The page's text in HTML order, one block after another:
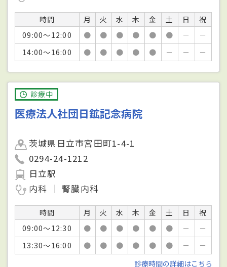
時間 月 火 水 木 金 土 日
祝
09:00～12:00
● ● ● ● ● ● －
－
14:00～16:00
● ● ● ● ● － － －
診療中
医療法人社団日鉱記念病院
茨城県日立市宮田町1-4-1
0294-24-1212
日立駅
内科
腎臓内科
時間 月 火 水 木 金 土 日
祝
09:00～12:30
● ● ● ● ● ● －
－
13:30～16:00
● ● ● ● ● ● －
－
診療時間の詳細はこちら